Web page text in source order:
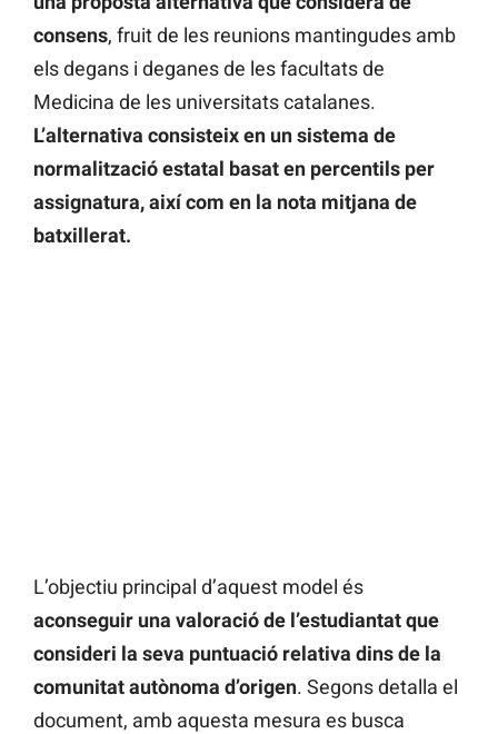
consens, fruit de les reunions mantingudes amb
els degans i deganes de les facultats de
Medicina de les universitats catalanes.
L’alternativa consisteix en un sistema de
normalització estatal basat en percentils per
assignatura, així com en la nota mitjana de
batxillerat.
L’objectiu principal d’aquest model és
aconseguir una valoració de l’estudiantat que
consideri la seva puntuació relativa dins de la
comunitat autònoma d’origen. Segons detalla el
document, amb aquesta mesura es busca